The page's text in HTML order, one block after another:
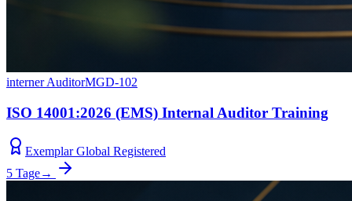
interner AuditorMGD-102
ISO 14001:2026 (EMS) Internal Auditor Training
Exemplar Global Registered
5 Tage→